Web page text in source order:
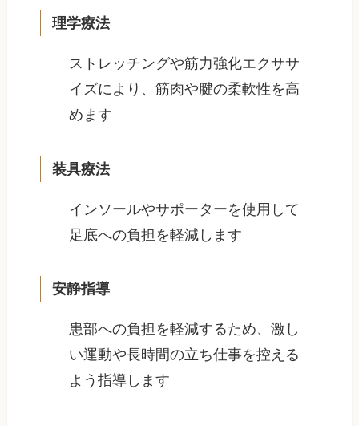
理学療法
ストレッチングや筋力強化エクササ
イズにより、筋肉や腱の柔軟性を高
めます
装具療法
インソールやサポーターを使用して
足底への負担を軽減します
安静指導
患部への負担を軽減するため、激し
い運動や長時間の立ち仕事を控える
よう指導します